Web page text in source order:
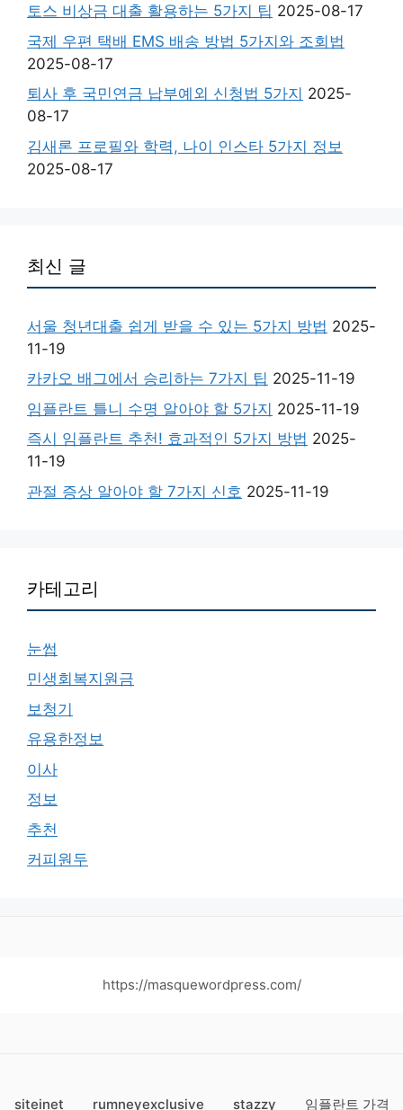
토스 비상금 대출 활용하는 5가지 팁 2025-08-17
국제 우편 택배 EMS 배송 방법 5가지와 조회법
2025-08-17
퇴사 후 국민연금 납부예외 신청법 5가지 2025-
08-17
김새론 프로필와 학력, 나이 인스타 5가지 정보
2025-08-17
최신 글
서울 청년대출 쉽게 받을 수 있는 5가지 방법 2025-
11-19
카카오 배그에서 승리하는 7가지 팁 2025-11-19
임플란트 틀니 수명 알아야 할 5가지 2025-11-19
즉시 임플란트 추천! 효과적인 5가지 방법 2025-
11-19
관절 증상 알아야 할 7가지 신호 2025-11-19
카테고리
눈썹
민생회복지원금
보청기
유용한정보
이사
정보
추천
커피원두
https://masquewordpress.com/
siteinet rumneyexclusive stazzy 임플란트 가격